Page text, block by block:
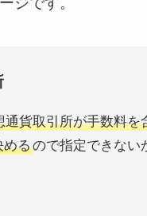
通貨取引所が手数料を
めるので指定できない